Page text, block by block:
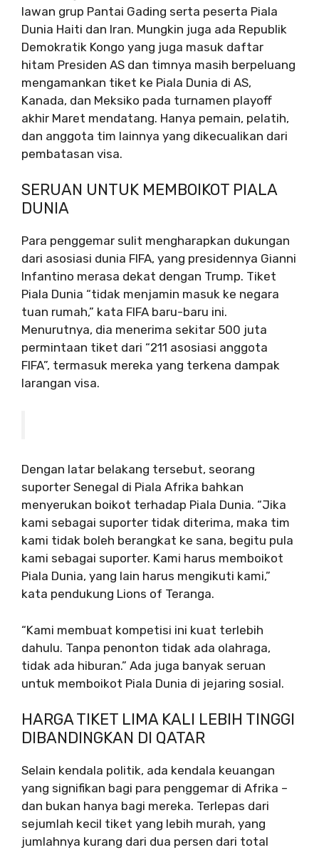
lawan grup Pantai Gading serta peserta Piala
Dunia Haiti dan Iran. Mungkin juga ada Republik
Demokratik Kongo yang juga masuk daftar
hitam Presiden AS dan timnya masih berpeluang
mengamankan tiket ke Piala Dunia di AS,
Kanada, dan Meksiko pada turnamen playoff
akhir Maret mendatang. Hanya pemain, pelatih,
dan anggota tim lainnya yang dikecualikan dari
pembatasan visa.
SERUAN UNTUK MEMBOIKOT PIALA
DUNIA
Para penggemar sulit mengharapkan dukungan
dari asosiasi dunia FIFA, yang presidennya Gianni
Infantino merasa dekat dengan Trump. Tiket
Piala Dunia “tidak menjamin masuk ke negara
tuan rumah,” kata FIFA baru-baru ini.
Menurutnya, dia menerima sekitar 500 juta
permintaan tiket dari “211 asosiasi anggota
FIFA”, termasuk mereka yang terkena dampak
larangan visa.
Dengan latar belakang tersebut, seorang
suporter Senegal di Piala Afrika bahkan
menyerukan boikot terhadap Piala Dunia. “Jika
kami sebagai suporter tidak diterima, maka tim
kami tidak boleh berangkat ke sana, begitu pula
kami sebagai suporter. Kami harus memboikot
Piala Dunia, yang lain harus mengikuti kami,”
kata pendukung Lions of Teranga.
“Kami membuat kompetisi ini kuat terlebih
dahulu. Tanpa penonton tidak ada olahraga,
tidak ada hiburan.” Ada juga banyak seruan
untuk memboikot Piala Dunia di jejaring sosial.
HARGA TIKET LIMA KALI LEBIH TINGGI
DIBANDINGKAN DI QATAR
Selain kendala politik, ada kendala keuangan
yang signifikan bagi para penggemar di Afrika –
dan bukan hanya bagi mereka. Terlepas dari
sejumlah kecil tiket yang lebih murah, yang
jumlahnya kurang dari dua persen dari total